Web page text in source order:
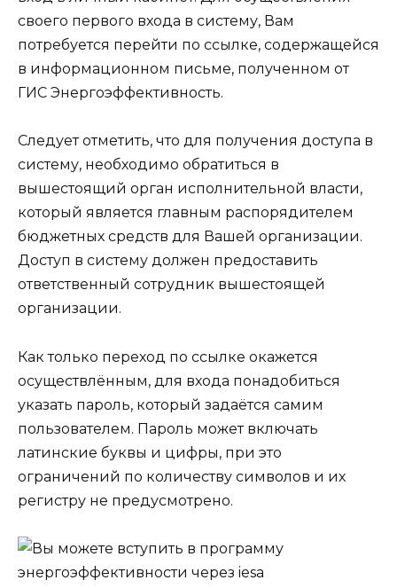
своего первого входа в систему, Вам
потребуется перейти по ссылке, содержащейся
в информационном письме, полученном от
ГИС Энергоэффективность.
Следует отметить, что для получения доступа в
систему, необходимо обратиться в
вышестоящий орган исполнительной власти,
который является главным распорядителем
бюджетных средств для Вашей организации.
Доступ в систему должен предоставить
ответственный сотрудник вышестоящей
организации.
Как только переход по ссылке окажется
осуществлённым, для входа понадобиться
указать пароль, который задаётся самим
пользователем. Пароль может включать
латинские буквы и цифры, при это
ограничений по количеству символов и их
регистру не предусмотрено.